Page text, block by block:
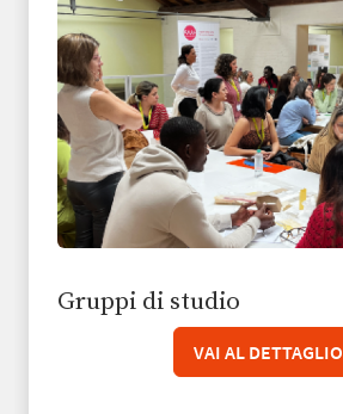
Gruppi di studio
VAI AL DETTAGLIO